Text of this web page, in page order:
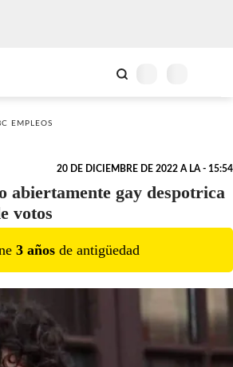
EMPLEOS
20 DE DICIEMBRE DE 2022 A LA - 15:54
abiertamente gay despotrica
votos
3 años de antigüedad